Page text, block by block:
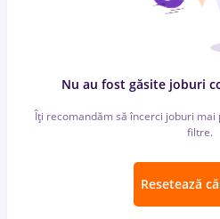
Nu au fost găsite joburi
Îți recomandăm să încerci joburi
filtre.
Resetează